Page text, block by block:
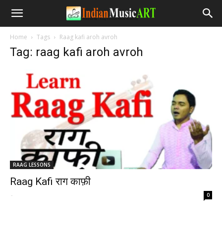
Home Tags Raag kafi aroh avroh
Tag: raag kafi aroh avroh
RAAG LESSONS
Raag Kafi राग काफ़ी
- 0